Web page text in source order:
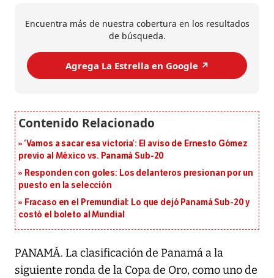
Encuentra más de nuestra cobertura en los resultados
de búsqueda.
Agrega La Estrella en Google ↗️
‘Vamos a sacar esa victoria’: El aviso de Ernesto Gómez
previo al México vs. Panamá Sub-20
Responden con goles: Los delanteros presionan por un
puesto en la selección
Fracaso en el Premundial: Lo que dejó Panamá Sub-20 y
costó el boleto al Mundial
PANAMÁ. La clasificación de Panamá a la
siguiente ronda de la Copa de Oro, como uno de